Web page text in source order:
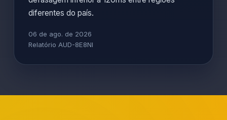
diferentes do país.
06 de ago. de 2026
Relatório AUD-8E8NI